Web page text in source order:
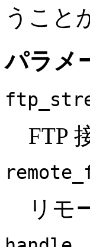
うこと
パラメ
FTP
リモ